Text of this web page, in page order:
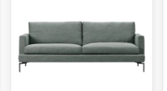
Tyg pg.3 Jena 19
fr. 53 614 kr
4-6 Veckor